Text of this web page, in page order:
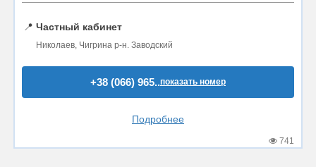
📍 Частный кабинет
Николаев, Чигрина р-н. Заводский
+38 (066) 965..показать номер
Подробнее
741